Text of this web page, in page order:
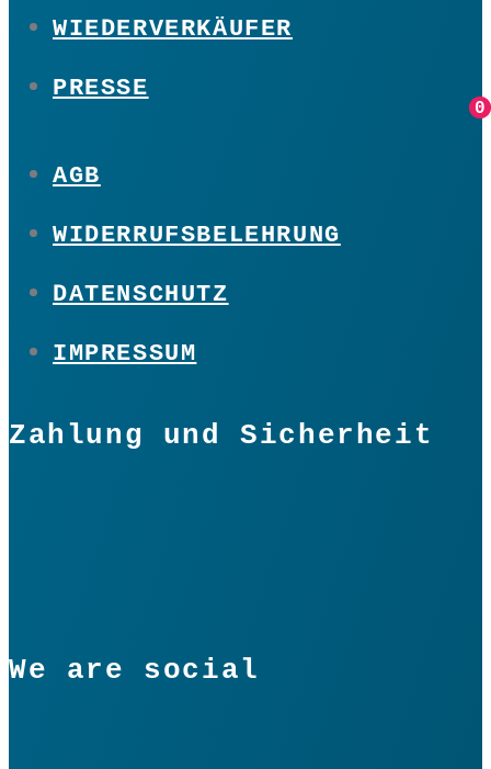
0
0
WIEDERVERKÄUFER
PRESSE
AGB
WIDERRUFSBELEHRUNG
DATENSCHUTZ
IMPRESSUM
Zahlung und Sicherheit
We are social